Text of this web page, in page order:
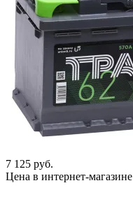
7 125 руб.
Цена в интернет-магазине